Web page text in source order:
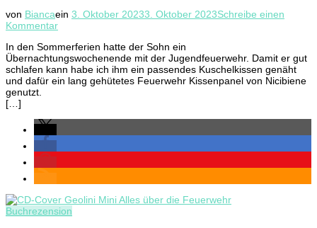
von Biancaein 3. Oktober 20233. Oktober 2023Schreibe einen
Kommentarzu
Feuerwehrkissen
In den Sommerferien hatte der Sohn ein
Übernachtungswochenende mit der Jugendfeuerwehr. Damit er gut
schlafen kann habe ich ihm ein passendes Kuschelkissen genäht
und dafür ein lang gehütetes Feuerwehr Kissenpanel von Nicibiene
genutzt.
[…]
Buchrezension